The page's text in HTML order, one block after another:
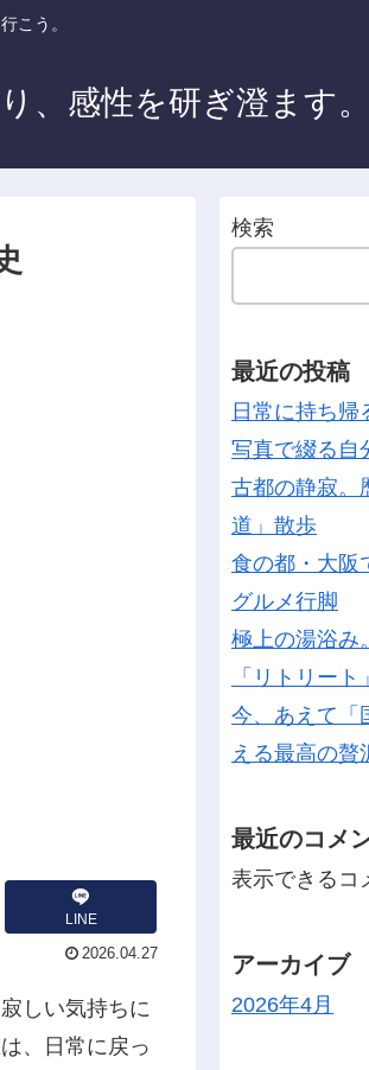
こう。
、感性を研ぎ澄ます。
LINE
2026.04.27
しい気持ちに
、日常に戻っ
検索
最近の投稿
日常に持ち帰
写真で綴る自
古都の静寂。
道」散歩
食の都・大阪
グルメ行脚
極上の湯浴み
「リトリート
今、あえて「
える最高の贅
最近のコメ
表示できるコ
アーカイブ
2026年4月